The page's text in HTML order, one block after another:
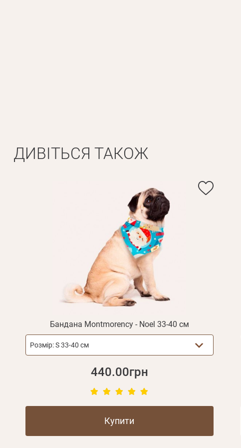
ДИВІТЬСЯ ТАКОЖ
Бандана Montmorency - Noel 33-40 см
Розмір:S 33-40 см
440.00грн
Купити